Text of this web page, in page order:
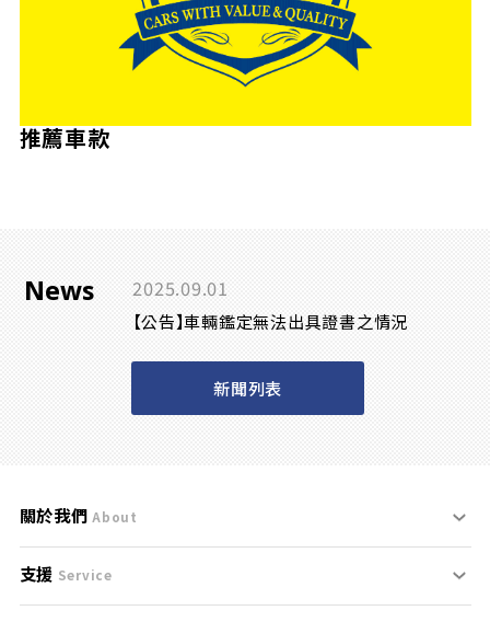
推薦車款
News 2025.09.01
【公告】車輛鑑定無法出具證書之情況
新聞列表
關於我們 About
刊登規範
支援 Service